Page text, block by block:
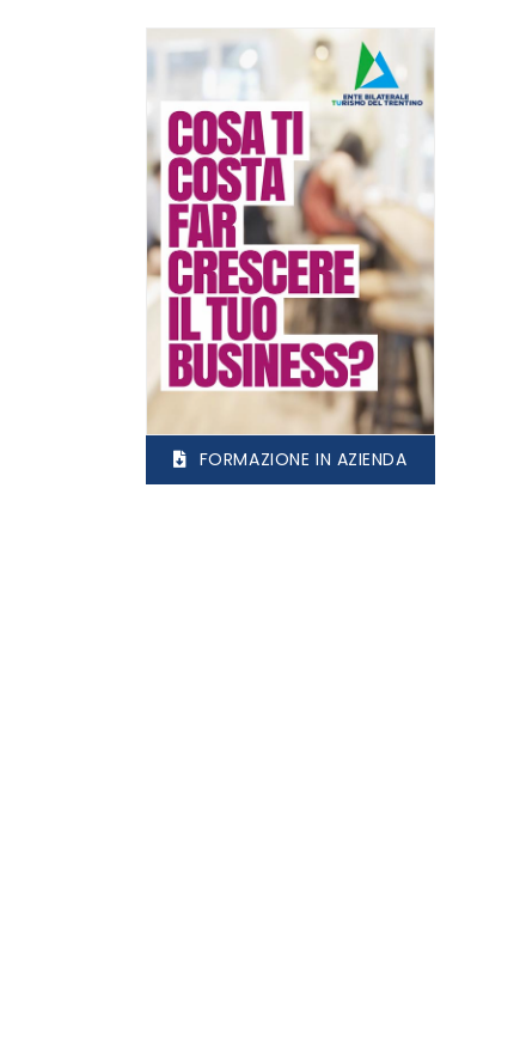
FORMAZIONE IN AZIENDA